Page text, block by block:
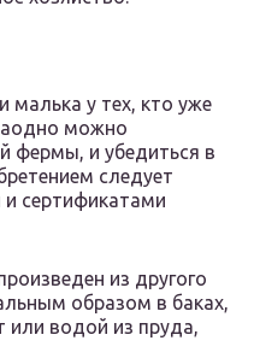
малька у тех, кто уже
можно
фермы, и убедиться в
следует
сертификатами
из другого
образом в баках,
или водой из пруда,